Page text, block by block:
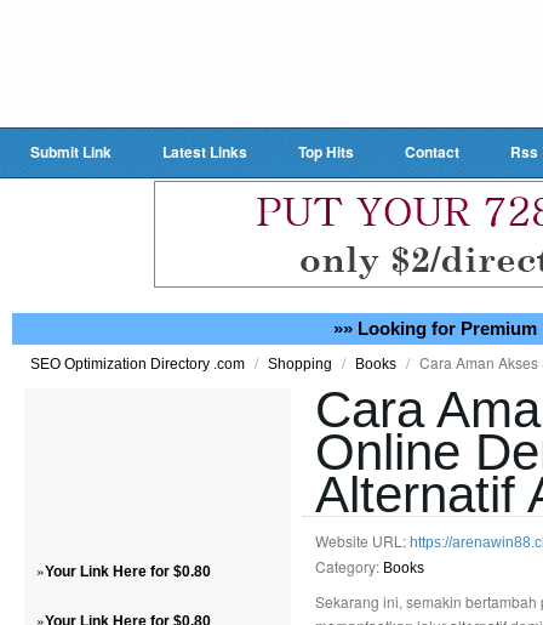
Submit Link Latest Links Top Hits Contact Rss
»» Looking for Premium
SEO Optimization Directory .com / Shopping / Books / Cara Aman
»Your Link Here for $0.80
»Your Link Here for $0.80
Cara
Online
Alternatif
Website URL: https://
Category: Books
Sekarang ini, semakin